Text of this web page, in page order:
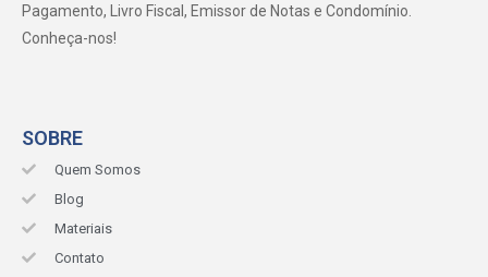
Pagamento, Livro Fiscal, Emissor de Notas e Condomínio.
Conheça-nos!
SOBRE
Quem Somos
Blog
Materiais
Contato